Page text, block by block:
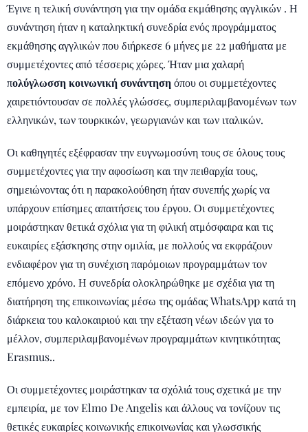
Έγινε η τελική συνάντηση για την ομάδα εκμάθησης αγγλικών . Η
συνάντηση ήταν η καταληκτική συνεδρία ενός προγράμματος
εκμάθησης αγγλικών που διήρκεσε 6 μήνες με 22 μαθήματα με
συμμετέχοντες από τέσσερις χώρες. Ήταν μια χαλαρή
πολύγλωσση κοινωνική συνάντησηόπου οι συμμετέχοντες
χαιρετιόντουσαν σε πολλές γλώσσες, συμπεριλαμβανομένων των
ελληνικών, των τουρκικών, γεωργιανών και των ιταλικών.
Οι καθηγητές εξέφρασαν την ευγνωμοσύνη τους σε όλους τους
συμμετέχοντες για την αφοσίωση και την πειθαρχία τους,
σημειώνοντας ότι η παρακολούθηση ήταν συνεπής χωρίς να
υπάρχουν επίσημες απαιτήσεις του έργου. Οι συμμετέχοντες
μοιράστηκαν θετικά σχόλια για τη φιλική ατμόσφαιρα και τις
ευκαιρίες εξάσκησης στην ομιλία, με πολλούς να εκφράζουν
ενδιαφέρον για τη συνέχιση παρόμοιων προγραμμάτων τον
επόμενο χρόνο. Η συνεδρία ολοκληρώθηκε με σχέδια για τη
διατήρηση της επικοινωνίας μέσω της ομάδας WhatsApp κατά τη
διάρκεια του καλοκαιριού και την εξέταση νέων ιδεών για το
μέλλον, συμπεριλαμβανομένων προγραμμάτων κινητικότητας
Erasmus..
Οι συμμετέχοντες μοιράστηκαν τα σχόλιά τους σχετικά με την
εμπειρία, με τον Elmo De Angelis και άλλους να τονίζουν τις
θετικές ευκαιρίες κοινωνικής επικοινωνίας και γλωσσικής